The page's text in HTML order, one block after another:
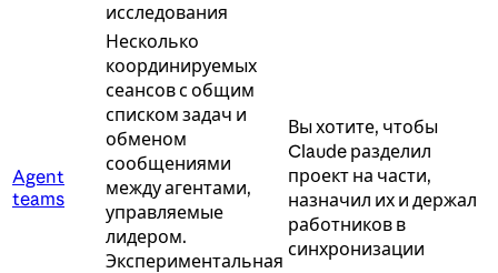
исследования
Agent
teams
Несколько
координируемых
сеансов с общим
списком задач и
обменом
сообщениями
между агентами,
управляемые
лидером.
Экспериментальная
Вы хотите, чтобы
Claude разделил
проект на части,
назначил их и держал
работников в
синхронизации